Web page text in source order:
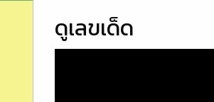
ดูเลขเด็ด